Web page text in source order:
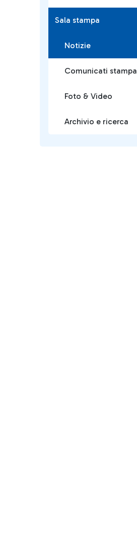
Sala stampa
Notizie
Comunicati stampa
Foto & Video
Archivio e ricerca